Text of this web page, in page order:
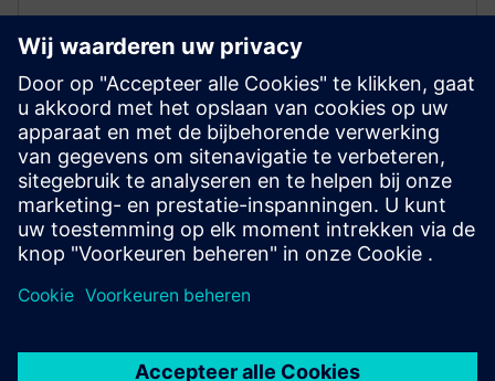
Het onderhouden van Novigo brengt de
levensveiligheid of de bedrijfscontinuïteit niet in
gevaar. Realtime engineering maakt het mogelijk om
problemen op te lossen, configuraties te wijzigen en
componenten te vervangen zonder dat het systeem
uitvalt.